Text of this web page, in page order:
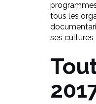
tous les
ses cultures